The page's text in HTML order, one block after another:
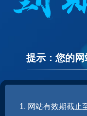
提示：您的网
1. 网站有效期截止